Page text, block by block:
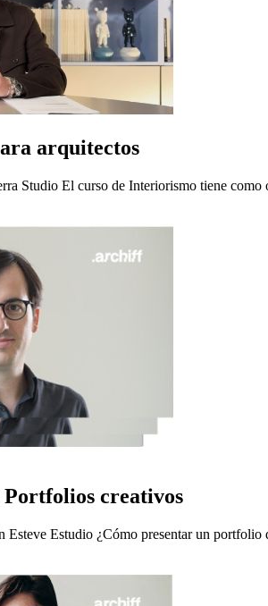
arquitectos
Studio El curso de Interiorismo tiene
Portfolios creativos
Esteve Estudio ¿Cómo presentar un portfolio